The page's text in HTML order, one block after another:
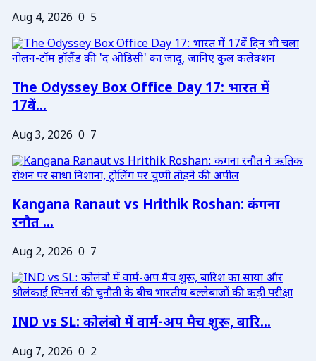
Aug 4, 2026 0 5
The Odyssey Box Office Day 17: भारत में
17वें...
Aug 3, 2026 0 7
Kangana Ranaut vs Hrithik Roshan: कंगना
रनौत ...
Aug 2, 2026 0 7
IND vs SL: कोलंबो में वार्म-अप मैच शुरू, बारि...
Aug 7, 2026 0 2